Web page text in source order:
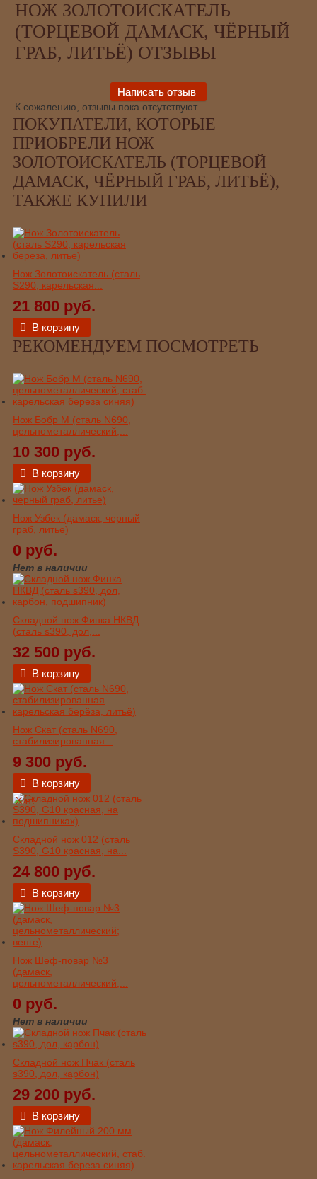
НОЖ ЗОЛОТОИСКАТЕЛЬ
(ТОРЦЕВОЙ ДАМАСК, ЧЁРНЫЙ
ГРАБ, ЛИТЬЁ) ОТЗЫВЫ
К сожалению, отзывы пока отсутствуют
ПОКУПАТЕЛИ, КОТОРЫЕ
ПРИОБРЕЛИ НОЖ
ЗОЛОТОИСКАТЕЛЬ (ТОРЦЕВОЙ
ДАМАСК, ЧЁРНЫЙ ГРАБ, ЛИТЬЁ),
ТАКЖЕ КУПИЛИ
Нож Золотоискатель (сталь
S290, карельская...
21 800 руб.
В корзину
РЕКОМЕНДУЕМ ПОСМОТРЕТЬ
Нож Бобр М (сталь N690,
цельнометаллический,...
10 300 руб.
В корзину
Нож Узбек (дамаск, черный
граб, литье)
0 руб.
Нет в наличии
Складной нож Финка НКВД
(сталь s390, дол,...
32 500 руб.
В корзину
Нож Скат (сталь N690,
стабилизированная...
9 300 руб.
В корзину
Хит!
Складной нож 012 (сталь
S390, G10 красная, на...
24 800 руб.
В корзину
Нож Шеф-повар №3
(дамаск,
цельнометаллический;...
0 руб.
Нет в наличии
Складной нож Пчак (сталь
s390, дол, карбон)
29 200 руб.
В корзину